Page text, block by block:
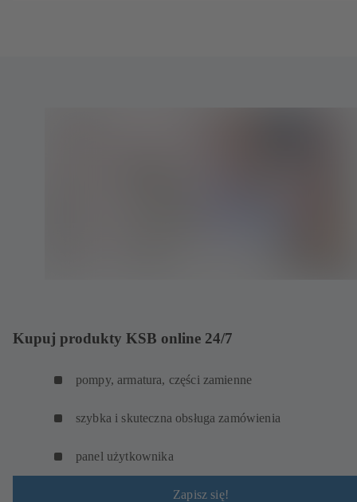
Kupuj produkty KSB online 24/7
pompy, armatura, części zamienne
szybka i skuteczna obsługa zamówienia
panel użytkownika
Zapisz się!